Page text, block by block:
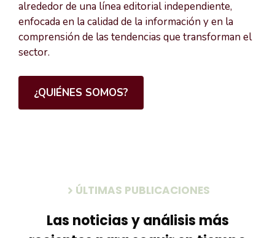
alrededor de una línea editorial independiente,
enfocada en la calidad de la información y en la
comprensión de las tendencias que transforman el
sector.
¿QUIÉNES SOMOS?
ÚLTIMAS PUBLICACIONES
Las noticias y análisis más